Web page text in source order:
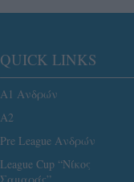
QUICK LINKS
Α1 Ανδρών
A2
Pre League Ανδρών
League Cup “Νίκος